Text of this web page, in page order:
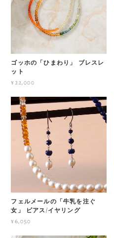
ゴッホの「ひまわり」 ブレスレ
ット
¥22,000
フェルメールの「牛乳を注ぐ
女」 ピアス/イヤリング
¥6,050